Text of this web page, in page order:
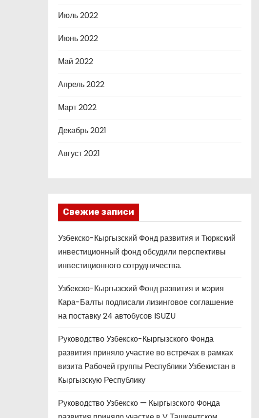
Июль 2022
Июнь 2022
Май 2022
Апрель 2022
Март 2022
Декабрь 2021
Август 2021
Свежие записи
Узбекско-Кыргызский Фонд развития и Тюркский
инвестиционный фонд обсудили перспективы
инвестиционного сотрудничества.
Узбекско-Кыргызский Фонд развития и мэрия
Кара-Балты подписали лизинговое соглашение
на поставку 24 автобусов ISUZU
Руководство Узбекско-Кыргызского Фонда
развития приняло участие во встречах в рамках
визита Рабочей группы Республики Узбекистан в
Кыргызскую Республику
Руководство Узбекско — Кыргызского Фонда